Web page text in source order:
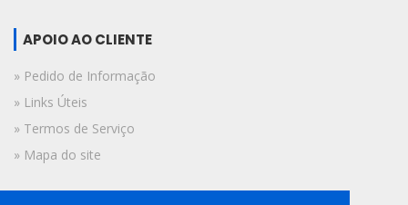
APOIO AO CLIENTE
» Pedido de Informação
» Links Úteis
» Termos de Serviço
» Mapa do site